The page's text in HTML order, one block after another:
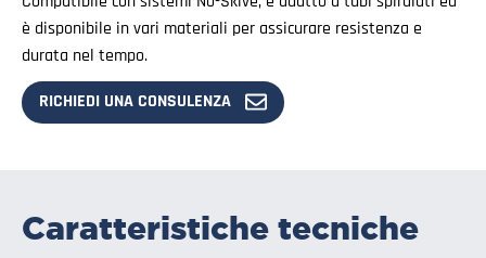
è disponibile in vari materiali per assicurare resistenza e
durata nel tempo.
RICHIEDI UNA CONSULENZA
Caratteristiche tecniche